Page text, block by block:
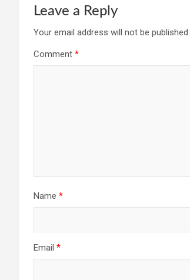
Leave a Reply
Your email address will not be published.
Comment *
Name *
Email *